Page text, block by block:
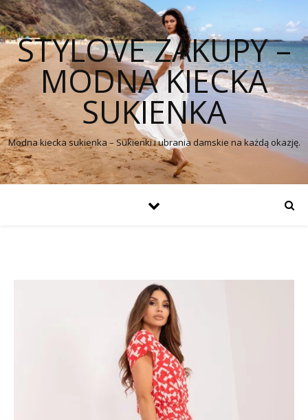
STYLOVE ZAKUPY –
MODNA KIECKA
SUKIENKA
Modna kiecka sukienka – Sukienki i ubrania damskie na każdą okazję.